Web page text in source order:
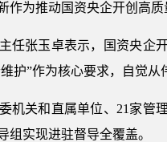
作为推动国资央企开创高质
任张玉卓表示，国资央企
护”作为核心要求，自觉从
机关和直属单位、21家管
组实现进驻督导全覆盖。